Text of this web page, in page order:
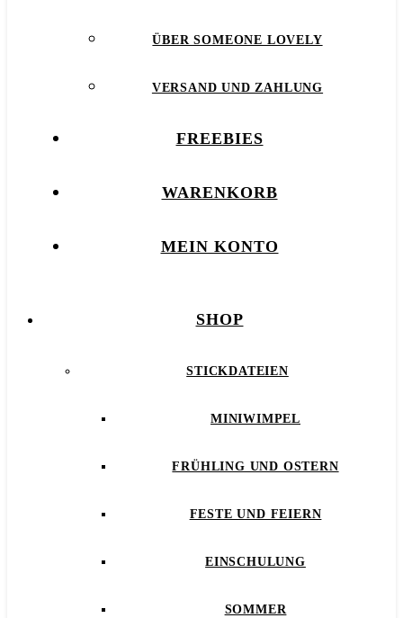
ÜBER SOMEONE LOVELY
VERSAND UND ZAHLUNG
FREEBIES
WARENKORB
MEIN KONTO
SHOP
STICKDATEIEN
MINIWIMPEL
FRÜHLING UND OSTERN
FESTE UND FEIERN
EINSCHULUNG
SOMMER